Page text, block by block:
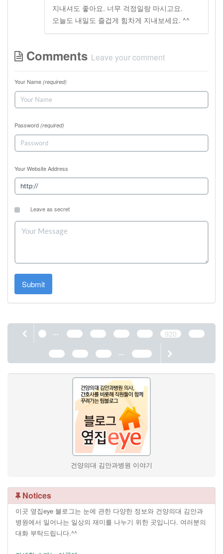
지내셔도 좋아요. 너무 걱정일랑 마시고요.
오늘도 내일도 즐겁게 힘차게 지내보세요. ^^
Comments Leave your comment
Your Name (required)
Password (required)
Your Website Address
Leave as secret
Submit
1 ... 916 917 918 919 920
921
922
923 924 ... 1190
건양의대 김안과병원 이야기
Notices
이곳 옆집eye 블로그는 눈에 관한 다양한 정보와 건양의대 김안과
병원에서 일어나는 일상의 재미를 나누기 위한 곳입니다. 여러분의
대화 부탁드립니다.^^